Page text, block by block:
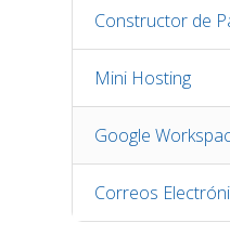
Constructor de
Mini Hosting
Google
Correos